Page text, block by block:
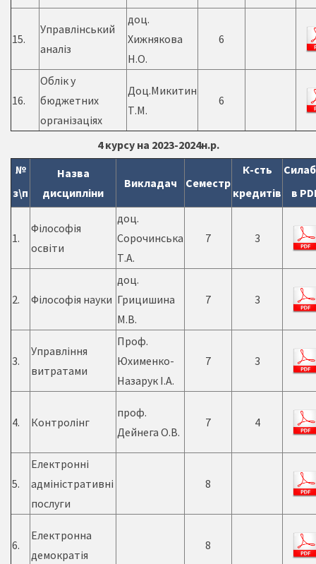
15.
Управлінський
аналіз
доц.
Хижнякова
Н.О.
6
16.
Облік у
бюджетних
організаціях
Доц.Микитин
Т.М.
6
4 курсу на 2023-2024н.р.
№
з\п
Назва
дисципліни
Викладач Семестр
К-сть
кредитів
в
1.
Філософія
освіти
доц.
Сорочинська
Т.А.
7 3
2. Філософія науки
доц.
Грицишина
М.В.
7 3
3.
Управління
витратами
Проф.
Юхименко-
Назарук І.А.
7 3
4. Контролінг
проф.
Дейнега О.В.
7 4
5.
Електронні
адміністративні
послуги
8
6.
Електронна
демократія
8